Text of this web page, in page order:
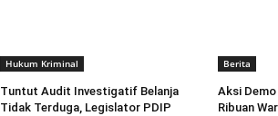
Hukum Kriminal
Tuntut Audit Investigatif Belanja
Tidak Terduga, Legislator PDIP
Berita
Aksi Demo
Ribuan